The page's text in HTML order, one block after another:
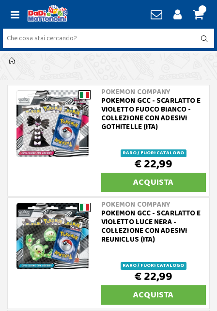
POKEMON COMPANY
POKEMON GCC - SCARLATTO E
VIOLETTO FUOCO BIANCO -
COLLEZIONE CON ADESIVI
GOTHITELLE (ITA)
RARO / FUORI CATALOGO
€ 22,99
ACQUISTA
POKEMON COMPANY
POKEMON GCC - SCARLATTO E
VIOLETTO LUCE NERA -
COLLEZIONE CON ADESIVI
REUNICLUS (ITA)
RARO / FUORI CATALOGO
€ 22,99
ACQUISTA